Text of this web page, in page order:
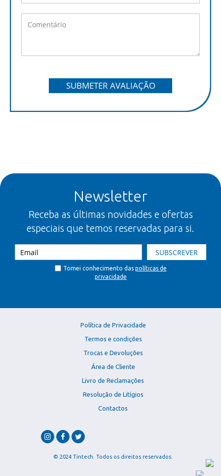
SUBMETER AVALIAÇÃO
Newsletter
Receba as últimas novidades e ofertas
especiais que temos reservadas para si.
SUBSCREVER
Tomei conhecimento das políticas de
privacidade
Política de Privacidade
Termos e condições
Trocas e Devoluções
Área de Cliente
Livro de Reclamações
Resolução de Litígios
Contactos
© 2024 Tintech. Todos os direitos reservados.